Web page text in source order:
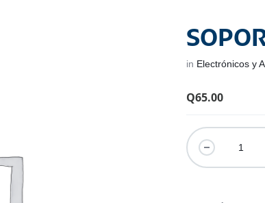
in Electrónicos y
Q65.00